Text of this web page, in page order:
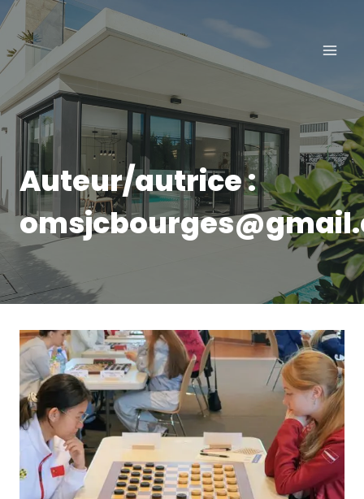
Aller
au
contenu
Auteur/autrice :